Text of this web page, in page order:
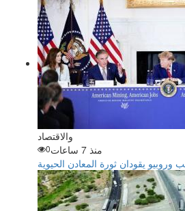
والاقتصاد
منذ 7 ساعات
0
وروبيو يقودان ثورة المعادن الحيوية